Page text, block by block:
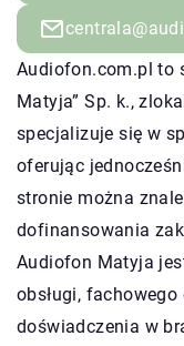
Audiofon.com.pl to
Matyja” Sp. k.,
specjalizuje się w
oferując
stronie można
dofinansowania
Audiofon Matyja
obsługi,
doświadczenia w